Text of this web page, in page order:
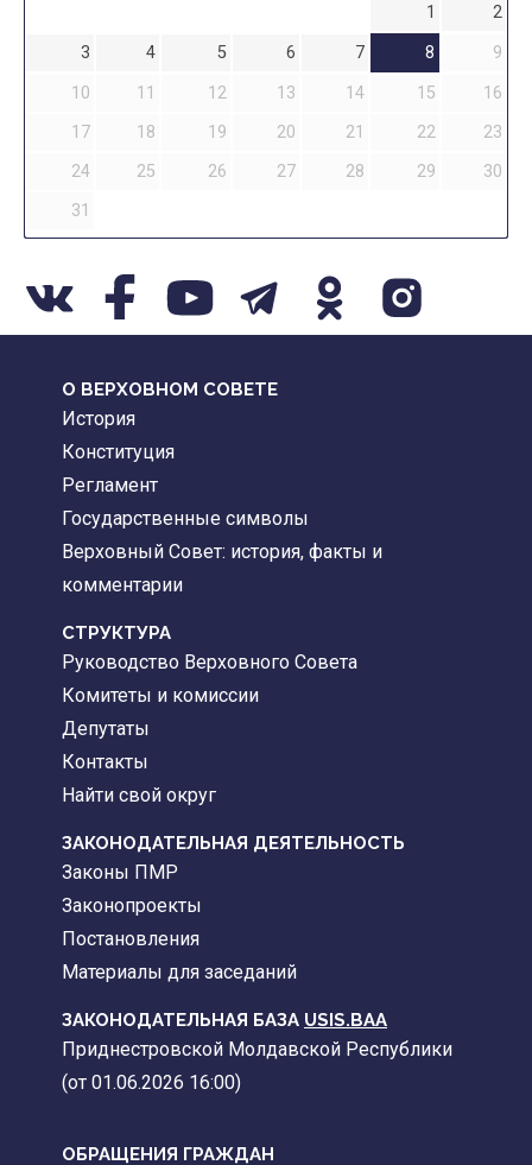
1
2
3
4 5 6 7 8
9
10
11 12 13 14 15
16
17
18 19 20 21 22
23
24
25 26 27 28 29
30
31
О ВЕРХОВНОМ СОВЕТЕ
История
Конституция
Регламент
Государственные символы
Верховный Совет: история, факты и
комментарии
CТРУКТУРА
Руководство Верховного Совета
Комитеты и комиссии
Депутаты
Контакты
Найти свой округ
ЗАКОНОДАТЕЛЬНАЯ ДЕЯТЕЛЬНОСТЬ
Законы ПМР
Законопроекты
Постановления
Материалы для заседаний
ЗАКОНОДАТЕЛЬНАЯ БАЗА USIS.BAA
Приднестровской Молдавской Республики
(от 01.06.2026 16:00)
ОБРАЩЕНИЯ ГРАЖДАН